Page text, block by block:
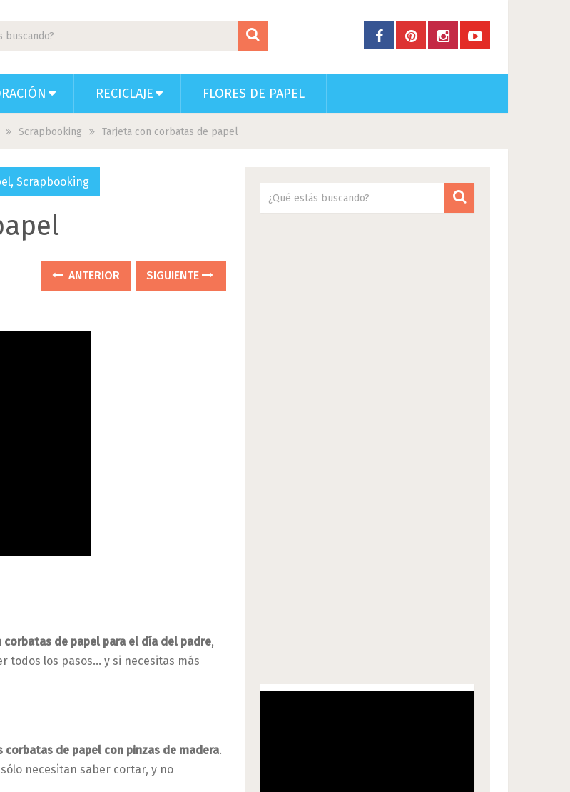
RECICLAJE FLORES DE PAPEL
Scrapbooking Tarjeta con corbatas de papel
, Scrapbooking
ANTERIOR SIGUIENTE
de papel para el día del padre,
todos los pasos… y si necesitas más
corbatas de papel con pinzas de madera.
necesitan saber cortar, y no